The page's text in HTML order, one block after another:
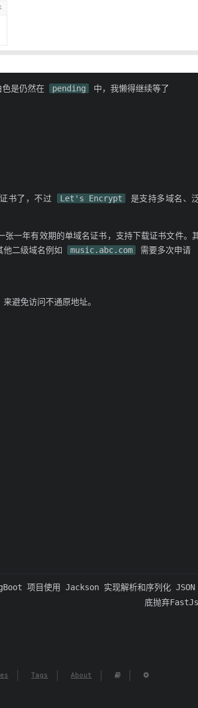
色是仍然在 pending 中，我懒得继续等了
书了，不过 Let's Encrypt
是支持多域名、
一年有效期的单域名证书，支持下载证书文件。
他二级域名例如 music.abc.com 需要多次申请
避免访问不通原地址。
项目使用 Jackson 实现解析和序列化 JSON
底抛弃
Tags About